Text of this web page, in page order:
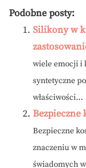
Podobne posty:
Silikony w
wiele emocji i
syntetyczne
właściwości...
Bezpieczne
Bezpieczne
znaczeniu w
świadomych